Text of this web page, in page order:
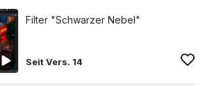
Filter "Schwarzer Nebel"
Seit Vers. 14